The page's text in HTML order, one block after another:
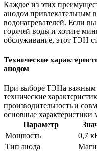
Каждое из этих
анодом привлекательным
водонагревателей. Если
горячей воды и хотите
обслуживание, этот ТЭН
Технические
анодом
При выборе ТЭНа важным
технические
производительность и
основные характеристики
Параметр
Мощность
0,7
Тип анода